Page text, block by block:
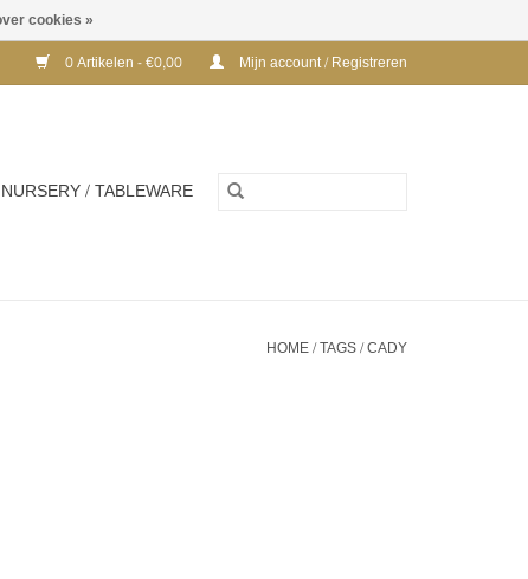
0 Artikelen - €0,00 Mijn account / Registreren
NURSERY / TABLEWARE
HOME/TAGS/CADY
cookies »